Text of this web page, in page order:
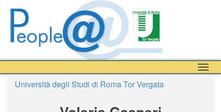
Università degli Studi di Roma Tor Vergata